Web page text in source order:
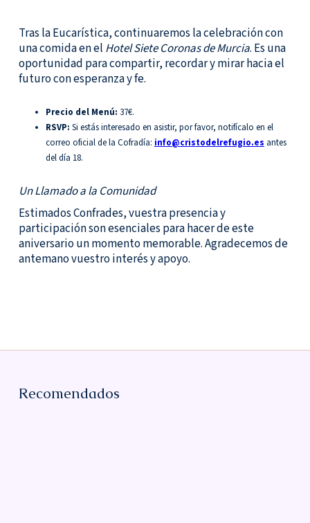
Tras la Eucarística, continuaremos la celebración con
una comida en el Hotel Siete Coronas de Murcia. Es una
oportunidad para compartir, recordar y mirar hacia el
futuro con esperanza y fe.
Precio del Menú: 37€.
RSVP: Si estás interesado en asistir, por favor, notifícalo en el
correo oficial de la Cofradía: info@cristodelrefugio.es antes
del día 18.
Un Llamado a la Comunidad
Estimados Confrades, vuestra presencia y
participación son esenciales para hacer de este
aniversario un momento memorable. Agradecemos de
antemano vuestro interés y apoyo.
Recomendados